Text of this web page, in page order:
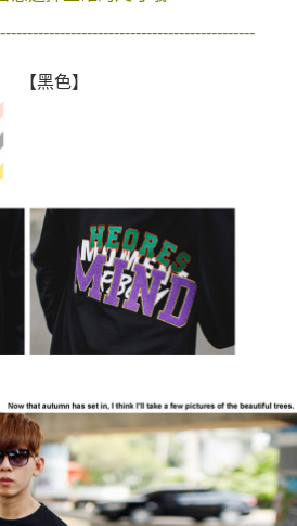
先享後付 」之結帳頁面顯示為準，若有關於
欲退款等相關疑問，請聯繫「AFTEE先享後付
support/home
公司提供之「AFTEE先享後付」服務完成之交
提供個人資料，並將交易相關給付款項請求債
請瀏覽以下網址：
法定代理人或監護人之同意方可使用
意申辦者引起之損失，本公司不負相關責
時，將依據個別帳號之用戶狀況，依本公司即
仍有額度不足之情形，本公司將視審查結果
停止該用戶之使用額度並採取法律行動。
含以上)免運費
含以上)免運費
【黑色】